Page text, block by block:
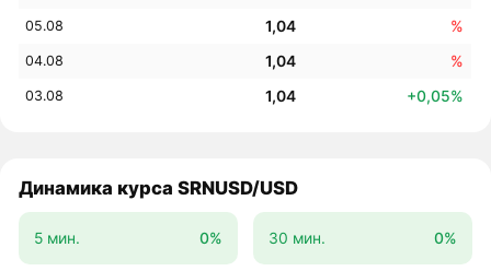
05.08 1,04 %
04.08 1,04 %
03.08 1,04 +0,05%
Динамика курса SRNUSD/USD
5 мин. 0% 30 мин. 0%